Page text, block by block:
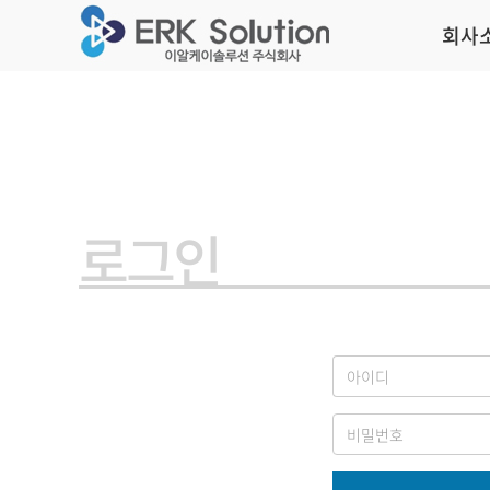
회사
로그인